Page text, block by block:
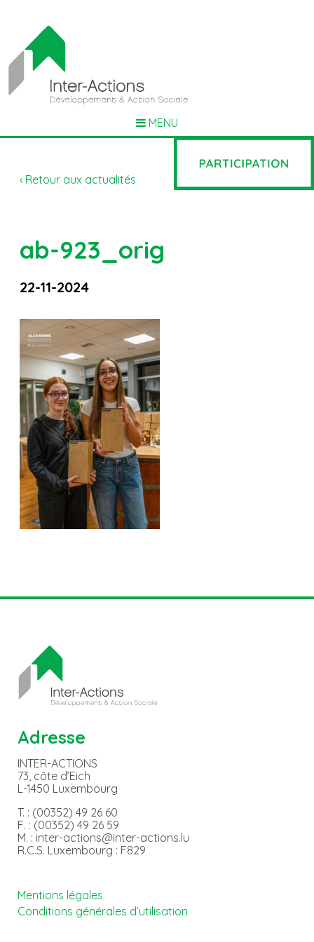
MENU
‹ Retour aux actualités
ab-923_orig
22-11-2024
Adresse
INTER-ACTIONS
73, côte d’Eich
L-1450 Luxembourg
T. : (00352) 49 26 60
F. : (00352) 49 26 59
M. : inter-actions@inter-actions.lu
R.C.S. Luxembourg : F829
Mentions légales
Conditions générales d’utilisation